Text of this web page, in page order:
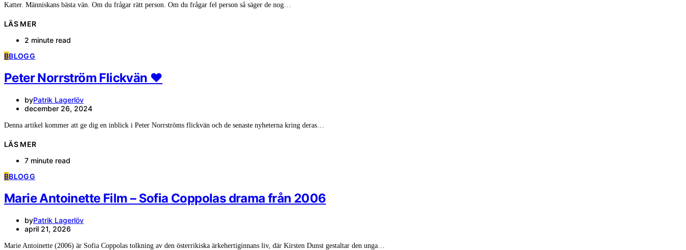
Katter. Människans bästa vän. Om du frågar rätt person. Om du frågar fel person så säger de nog…
LÄS MER
2 minute read
BBLOGG
Peter Norrström Flickvän ❤️
byPatrik Lagerlöv
december 26, 2024
Denna artikel kommer att ge dig en inblick i Peter Norrströms flickvän och de senaste nyheterna kring deras…
LÄS MER
7 minute read
BBLOGG
Marie Antoinette Film – Sofia Coppolas drama från 2006
byPatrik Lagerlöv
april 21, 2026
Marie Antoinette (2006) är Sofia Coppolas tolkning av den österrikiska ärkehertiginnans liv, där Kirsten Dunst gestaltar den unga…